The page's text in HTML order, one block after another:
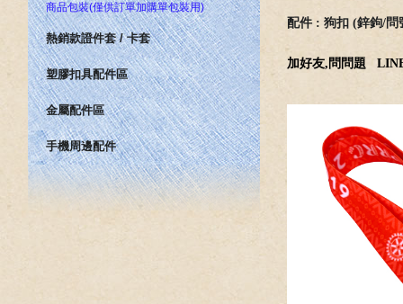
商品包裝(僅供訂單加購單包裝用)
熱銷款證件套 / 卡套
塑膠扣具配件區
金屬配件區
手機周邊配件
配件 : 狗扣 (鋅鉤/問
加好友,問問題